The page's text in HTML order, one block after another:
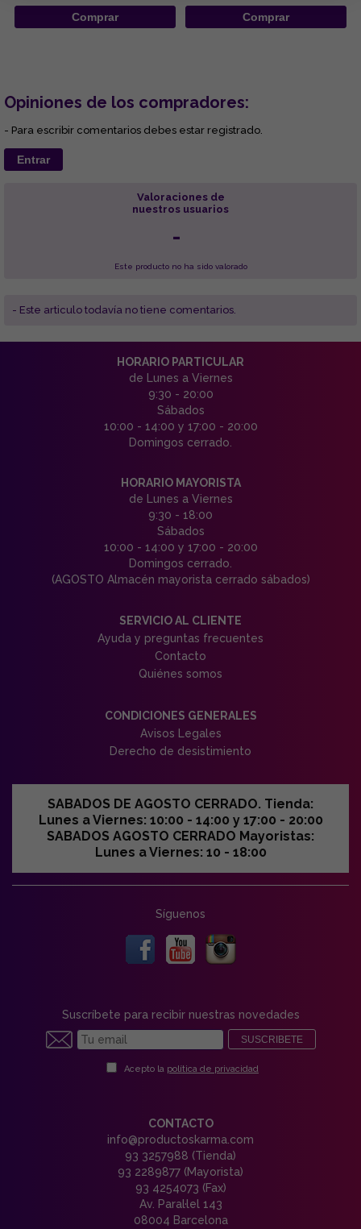
Comprar Comprar
Opiniones de los compradores:
- Para escribir comentarios debes estar registrado.
Entrar
Valoraciones de
nuestros usuarios
-
Este producto no ha sido valorado
- Este articulo todavía no tiene comentarios.
HORARIO PARTICULAR
de Lunes a Viernes
9:30 - 20:00
Sábados
10:00 - 14:00 y 17:00 - 20:00
Domingos cerrado.
HORARIO MAYORISTA
de Lunes a Viernes
9:30 - 18:00
Sábados
10:00 - 14:00 y 17:00 - 20:00
Domingos cerrado.
(AGOSTO Almacén mayorista cerrado sábados)
SERVICIO AL CLIENTE
Ayuda y preguntas frecuentes
Contacto
Quiénes somos
CONDICIONES GENERALES
Avisos Legales
Derecho de desistimiento
SABADOS DE AGOSTO CERRADO. Tienda:
Lunes a Viernes: 10:00 - 14:00 y 17:00 - 20:00
SABADOS AGOSTO CERRADO Mayoristas:
Lunes a Viernes: 10 - 18:00
Síguenos
Suscríbete para recibir nuestras novedades
SUSCRIBETE
Acepto la política de privacidad
CONTACTO
info@productoskarma.com
93 3257988 (Tienda)
93 2289877 (Mayorista)
93 4254073 (Fax)
Av. Paral·lel 143
08004 Barcelona